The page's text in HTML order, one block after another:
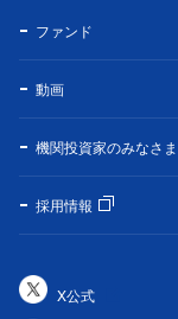
ファンド
動画
機関投資家のみなさま
採用情報
X公式